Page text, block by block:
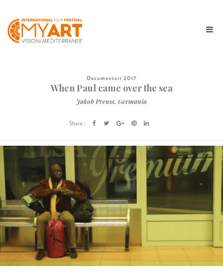
Documentari 2017
When Paul came over the sea
Jakob Preuss, Germania
Share :